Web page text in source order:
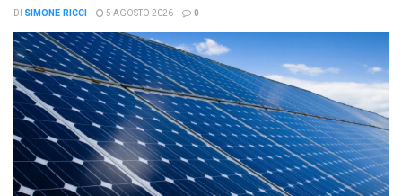
DI SIMONE RICCI 5 AGOSTO 2026 0